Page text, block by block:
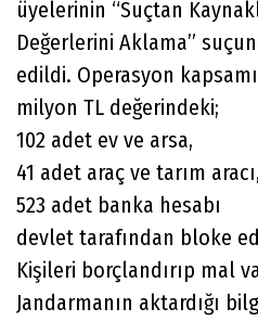
üyelerinin “Suçtan
Değerlerini Aklama”
edildi. Operasyon
milyon TL değerindeki;
102 adet ev ve arsa,
41 adet araç ve tarım aracı,
523 adet banka hesabı
devlet tarafından bloke
Kişileri borçlandırıp mal
Jandarmanın aktardığı